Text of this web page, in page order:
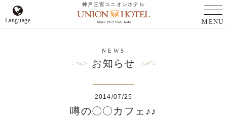
神戸三宮ユニオンホテル
MENU
Language
NEWS
お知らせ
2014/07/25
噂の〇〇カフェ♪♪